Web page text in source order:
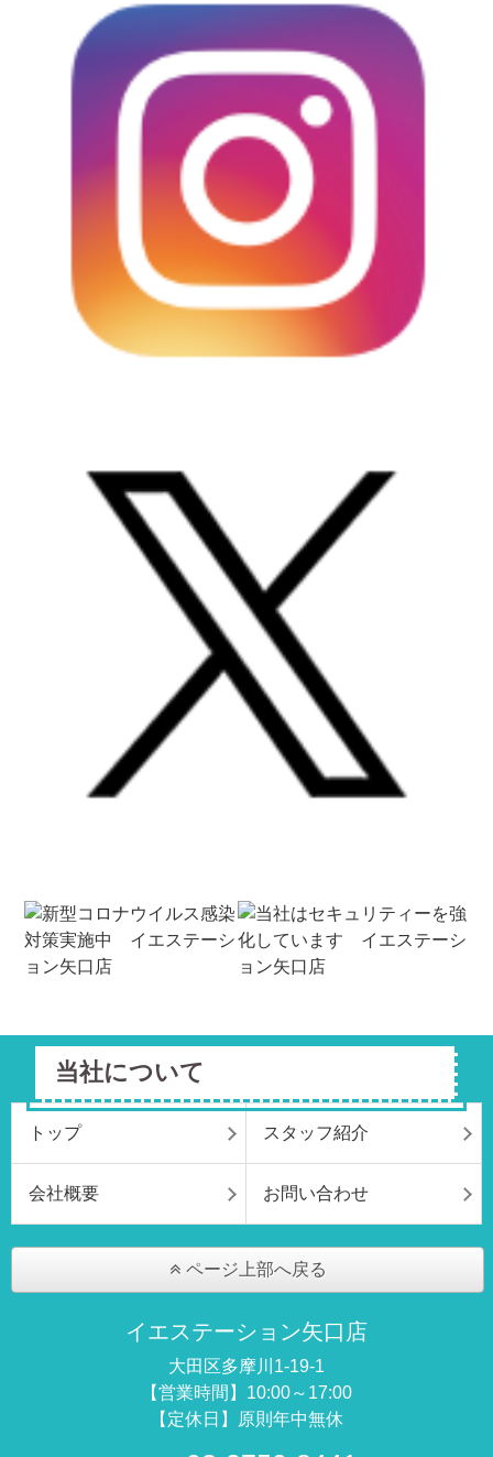
当社について
トップ スタッフ紹介
会社概要 お問い合わせ
ページ上部へ戻る
イエステーション矢口店
大田区多摩川1-19-1
【営業時間】10:00～17:00
【定休日】原則年中無休